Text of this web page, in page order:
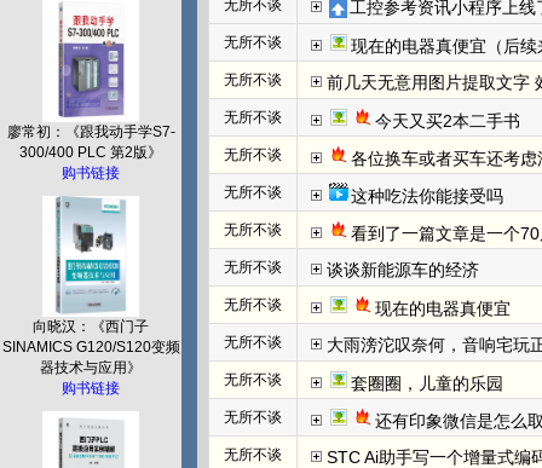
廖常初：《跟我动手学S7-
300/400 PLC 第2版》
购书链接
向晓汉：《西门子
SINAMICS G120/S120变频
器技术与应用》
购书链接
无所不谈 工控参考资讯小程序上线
无所不谈 现在的电器真便宜（后续
无所不谈 前几天无意用图片提取文字
无所不谈 今天又买2本二手书
无所不谈 各位换车或者买车还考虑
无所不谈 这种吃法你能接受吗
无所不谈 看到了一篇文章是一个
无所不谈 谈谈新能源车的经济
无所不谈 现在的电器真便宜
无所不谈 大雨滂沱叹奈何，音响宅玩
无所不谈 套圈圈，儿童的乐园
无所不谈 还有印象微信是怎么
无所不谈 STC Ai助手写一个增量式编